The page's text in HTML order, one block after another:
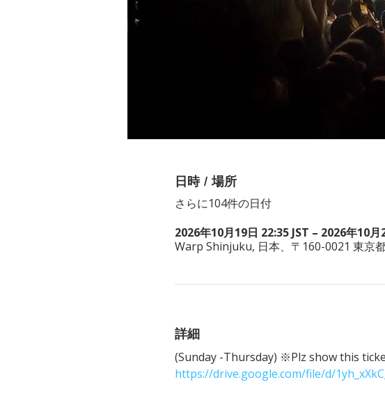
日時 / 場所
さらに104件の日付
2026年10月19日 22:35 JST – 2026年10月
Warp Shinjuku, 日本、〒160-0021 東京
詳細
(Sunday -Thursday) ※Plz show this
https://drive.google.com/file/d/